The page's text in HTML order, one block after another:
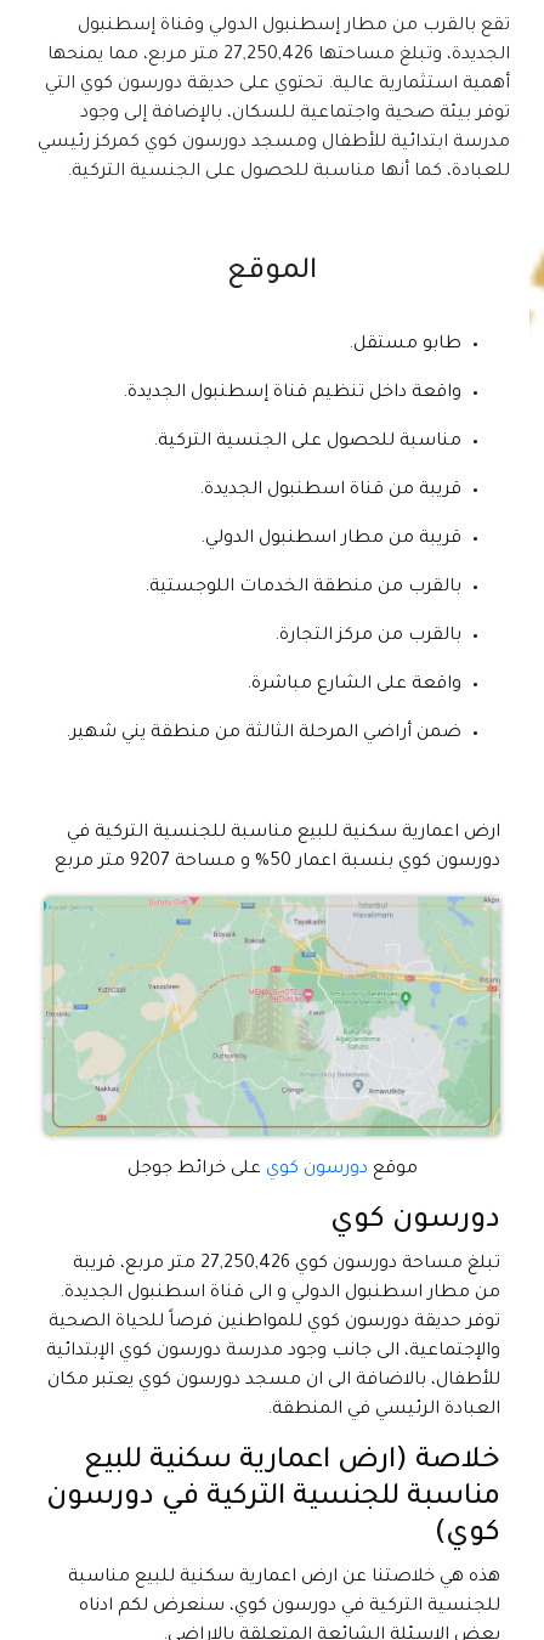
تقع بالقرب من مطار إسطنبول الدولي وقناة إسطنبول
الجديدة، وتبلغ مساحتها 27,250,426 متر مربع، مما يمنحها
أهمية استثمارية عالية. تحتوي على حديقة دورسون كوي التي
توفر بيئة صحية واجتماعية للسكان، بالإضافة إلى وجود
مدرسة ابتدائية للأطفال ومسجد دورسون كوي كمركز رئيسي
للعبادة، كما أنها مناسبة للحصول على الجنسية التركية.
الموقع
طابو مستقل.
واقعة داخل تنظيم قناة إسطنبول الجديدة.
مناسبة للحصول على الجنسية التركية.
قريبة من قناة اسطنبول الجديدة.
قريبة من مطار اسطنبول الدولي.
بالقرب من منطقة الخدمات اللوجستية.
بالقرب من مركز التجارة.
واقعة على الشارع مباشرة.
ضمن أراضي المرحلة الثالثة من منطقة يني شهير.
ارض اعمارية سكنية للبيع مناسبة للجنسية التركية في
دورسون كوي بنسبة اعمار 50% و مساحة 9207 متر مربع
موقع دورسون كوي على خرائط جوجل
دورسون كوي
تبلغ مساحة دورسون كوي 27,250,426 متر مربع، قريبة
من مطار اسطنبول الدولي و الى قناة اسطنبول الجديدة.
توفر حديقة دورسون كوي للمواطنين فرصاً للحياة الصحية
والإجتماعية، الى جانب وجود مدرسة دورسون كوي الإبتدائية
للأطفال، بالاضافة الى ان مسجد دورسون كوي يعتبر مكان
العبادة الرئيسي في المنطقة.
خلاصة (ارض اعمارية سكنية للبيع
مناسبة للجنسية التركية في دورسون
كوي)
هذه هي خلاصتنا عن ارض اعمارية سكنية للبيع مناسبة
للجنسية التركية في دورسون كوي، سنعرض لكم ادناه